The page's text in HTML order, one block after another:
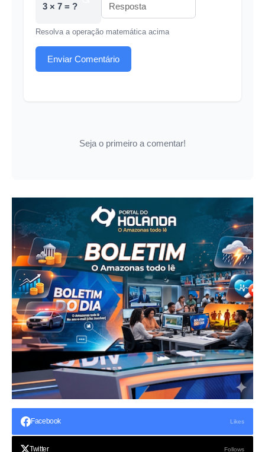
3 × 7 = ?
Resolva a operação matemática acima
Enviar Comentário
Seja o primeiro a comentar!
Facebook Likes
Twitter Follows